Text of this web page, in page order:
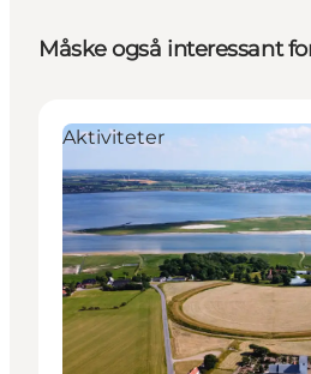
Måske også interessant
Aktiviteter